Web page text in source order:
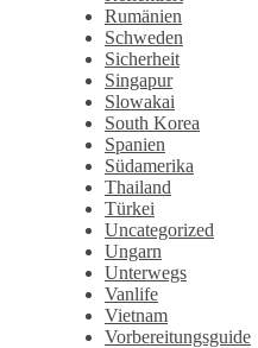
Rumänien
Schweden
Sicherheit
Singapur
Slowakai
South Korea
Spanien
Südamerika
Thailand
Türkei
Uncategorized
Ungarn
Unterwegs
Vanlife
Vietnam
Vorbereitungsguide